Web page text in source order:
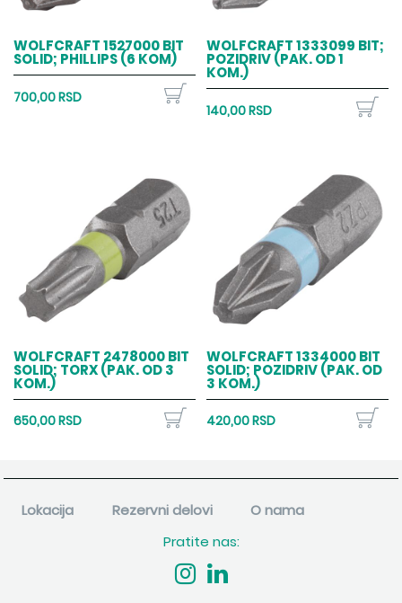
WOLFCRAFT 1527000 BIT
SOLID; PHILLIPS (6 KOM)
700,00 RSD
WOLFCRAFT 1333099 BIT;
POZIDRIV (PAK. OD 1
KOM.)
140,00 RSD
WOLFCRAFT 2478000 BIT
SOLID; TORX (PAK. OD 3
KOM.)
650,00 RSD
WOLFCRAFT 1334000 BIT
SOLID; POZIDRIV (PAK. OD
3 KOM.)
420,00 RSD
Lokacija Rezervni delovi
O nama
Pratite nas: